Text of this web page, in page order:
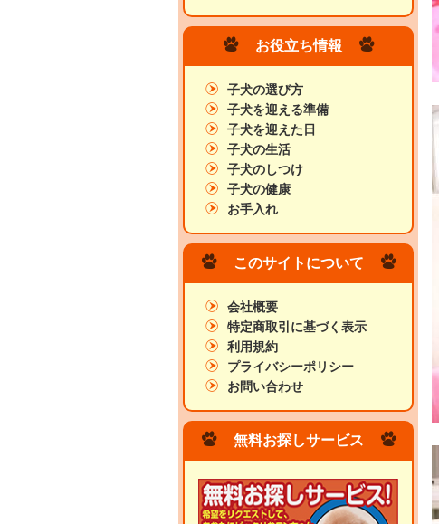
お役立ち情報
子犬の選び方
子犬を迎える準備
子犬を迎えた日
子犬の生活
子犬のしつけ
子犬の健康
お手入れ
このサイトについて
会社概要
特定商取引に基づく表示
利用規約
プライバシーポリシー
お問い合わせ
無料お探しサービス